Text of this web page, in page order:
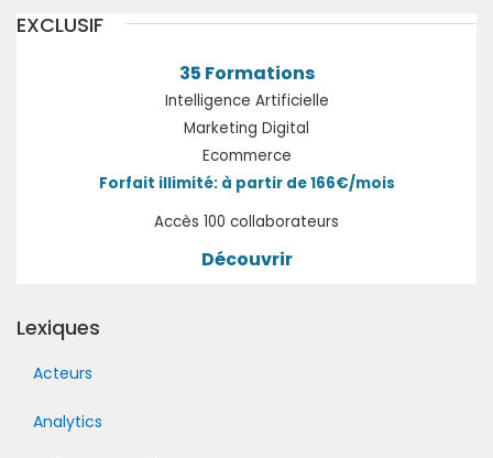
EXCLUSIF
35 Formations
Intelligence Artificielle
Marketing Digital
Ecommerce
Forfait illimité: à partir de 166€/mois
Accès 100 collaborateurs
Découvrir
Lexiques
Acteurs
Analytics